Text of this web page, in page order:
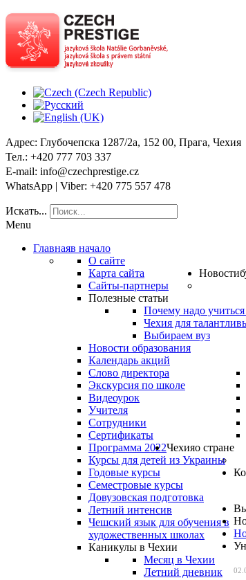
Адрес: Глубочепска 1287/2a, 152 00, Прага, Чехия
Тел.: +420 777 703 337
E-mail: info@czechprestige.cz
WhatsApp | Viber: +420 775 557 478
Искать...
Menu
Главнаяв начало
О сайте
Карта сайта
Сайты-партнеры
Новости
Полезные статьи
Почему надо
Чехия для
Выбираем вуз
Новости образования
Календарь акций
Слово директора
Экскурсия по школе
Видеоурок
Учителя
Сотрудники
Сертификаты
Программа 2022
Курсы для детей из Украины
Годовые курсы
Семестровые курсы
Довузовская подготовка
Летний интенсив
Чешский язык для обучения в
художественных школах
Каникулы в Чехии
Месяц в Чехии
Летний дневник
Чехияо стране